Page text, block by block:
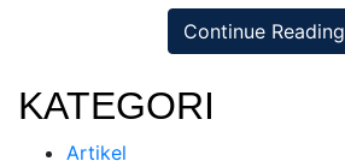
Continue Reading
KATEGORI
Artikel